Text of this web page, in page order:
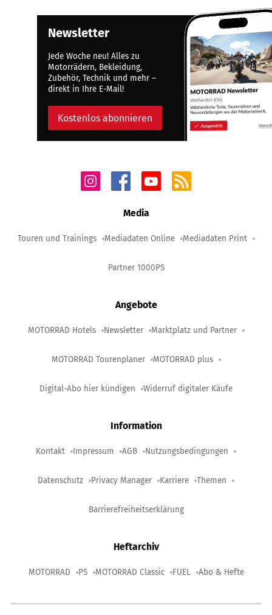
Newsletter
Jede Woche neu! Alles zu
Motorrädern, Bekleidung,
Zubehör, Technik und mehr –
direkt in Ihre E-Mail!
Kostenlos abonnieren
Media
Touren und Trainings Mediadaten Online Mediadaten Print
Partner 1000PS
Angebote
MOTORRAD Hotels Newsletter Marktplatz und Partner
MOTORRAD Tourenplaner MOTORRAD plus
Digital-Abo hier kündigen Widerruf digitaler Käufe
Information
Kontakt Impressum AGB Nutzungsbedingungen
Datenschutz Privacy Manager Karriere Themen
Barrierefreiheitserklärung
Heftarchiv
MOTORRAD PS MOTORRAD Classic FUEL Abo & Hefte